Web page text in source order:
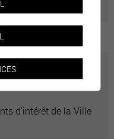
d'intérêt de la Ville